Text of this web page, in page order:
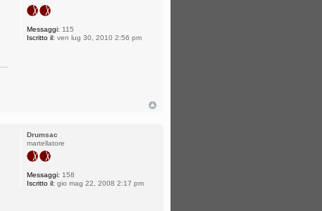
Messaggi: 115
Iscritto il: ven lug 30, 2010 2:56 pm
Drumsac
martellatore
Messaggi: 158
Iscritto il: gio mag 22, 2008 2:17 pm